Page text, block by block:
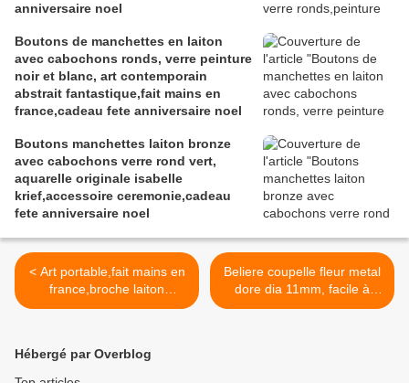
anniversaire noel
Boutons de manchettes en laiton
avec cabochons ronds, verre peinture
noir et blanc, art contemporain
abstrait fantastique,fait mains en
france,cadeau fete anniversaire noel
Boutons manchettes laiton bronze
avec cabochons verre rond vert,
aquarelle originale isabelle
krief,accessoire ceremonie,cadeau
fete anniversaire noel
< Art portable,fait mains en
france,broche laiton
bronze,branches epines
tableau pieds
nickeles,d isabelle
Beliere coupelle fleur metal
dore dia 11mm, facile à
manier, de bonne qualite,
Hébergé par Overblog